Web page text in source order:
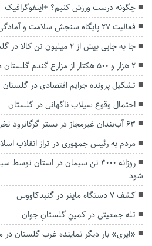
چگونه درست ورزش کنیم؟ +اینفوگرافیک
فعالیت ۲۷ پایگاه سنجش سلامت و آمادگی تحصیلی در استان گلستان
جا به جایی بیش از ۲ میلیون تن کالا در گلستان
۲ هزار و ۵۰۰ هکتار از مزارع گندم گلستان درگیر بیماری شد
تشکیل پرونده‌ جرایم اقتصادی در گلستان ۳۰ درصد بیشتر شد
احتمال وقوع سیلاب ناگهانی در گلستان
۶۳ آب‌بندان غیرمجاز در بستر گرگانرود تخریب شد
مردم به رئیس جمهوری در تراز انقلاب
روزانه 4000 تن سیمان در استان
شود
کشف 7 دستگاه ماينر در گنبدكاووس
تله جمعیتی در کمینِ گلستانِ جوان
«ایری» بار دیگر نماینده غرب گلستان